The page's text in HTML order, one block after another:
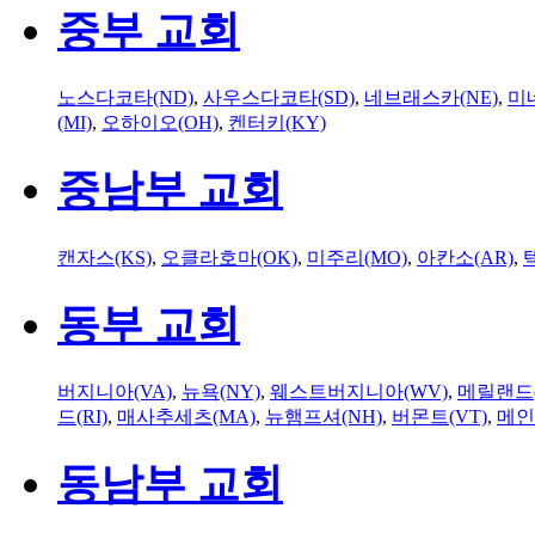
중부 교회
노스다코타(ND), 사우스다코타(SD), 네브래스카(NE), 미
(MI), 오하이오(OH), 켄터키(KY)
중남부 교회
캔자스(KS), 오클라호마(OK), 미주리(MO), 아칸소(AR),
동부 교회
버지니아(VA), 뉴욕(NY), 웨스트버지니아(WV), 메릴랜
드(RI), 매사추세츠(MA), 뉴햄프셔(NH), 버몬트(VT), 메
동남부 교회